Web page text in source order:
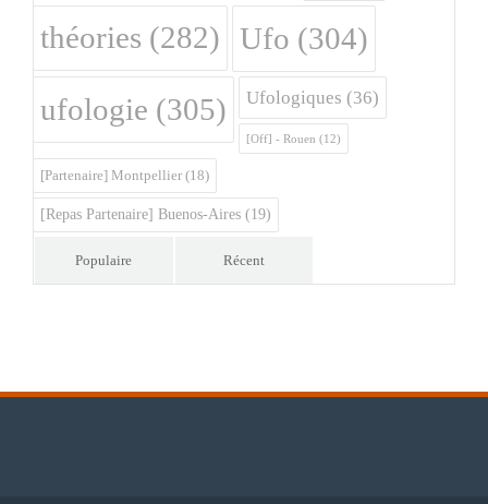
théories (282) Ufo (304)
ufologie (305) Ufologiques (36)
[Off] - Rouen (12)
[Partenaire] Montpellier (18)
[Repas Partenaire] Buenos-Aires (19)
Populaire Récent